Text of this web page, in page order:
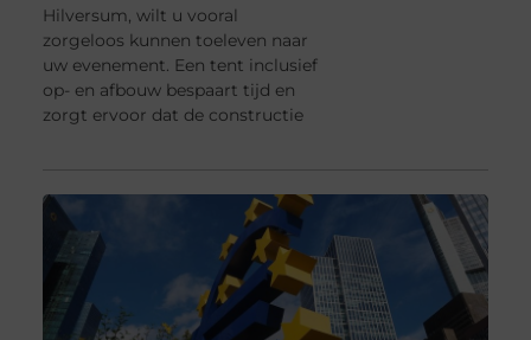
Hilversum, wilt u vooral
zorgeloos kunnen toeleven naar
uw evenement. Een tent inclusief
op- en afbouw bespaart tijd en
zorgt ervoor dat de constructie